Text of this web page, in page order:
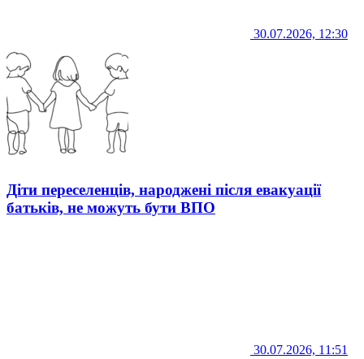
30.07.2026, 12:30
Діти переселенців, народжені після евакуації
батьків, не можуть бути ВПО
30.07.2026, 11:51